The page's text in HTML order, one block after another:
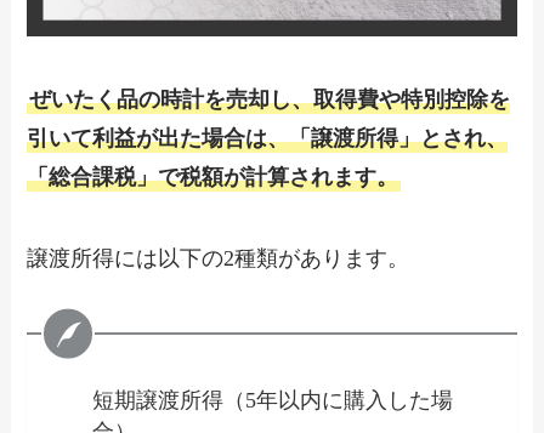
ぜいたく品の時計を売却し、取得費や特別控除を
引いて利益が出た場合は、「譲渡所得」とされ、
「総合課税」で税額が計算されます。
譲渡所得には以下の2種類があります。
短期譲渡所得（5年以内に購入した場